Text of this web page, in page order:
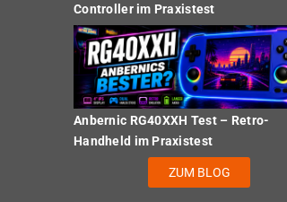
Controller im Praxistest
Anbernic RG40XXH Test – Retro-
Handheld im Praxistest
ZUM BLOG